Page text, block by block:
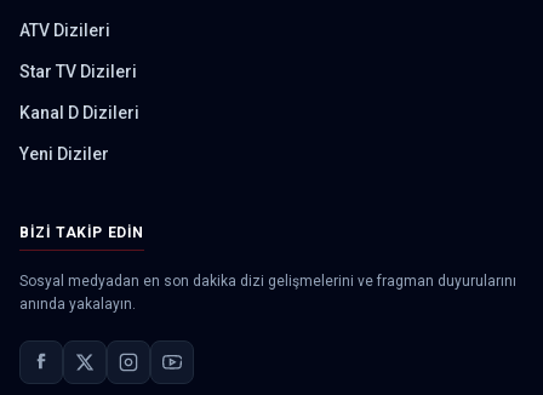
ATV Dizileri
Star TV Dizileri
Kanal D Dizileri
Yeni Diziler
BIZI TAKIP EDIN
Sosyal medyadan en son dakika dizi gelişmelerini ve fragman duyurularını
anında yakalayın.